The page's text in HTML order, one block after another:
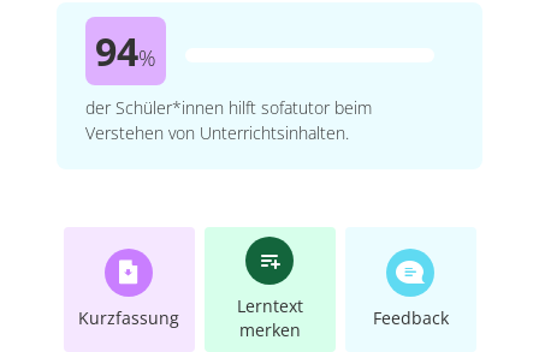
94%
der Schüler*innen hilft sofatutor beim
Verstehen von Unterrichtsinhalten.
Kurzfassung
Lerntext
merken
Feedback